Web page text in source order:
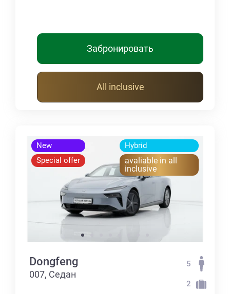
Забронировать
All inclusive
New
Special offer
Hybrid
avaliable in all
inclusive
Dongfeng
007, Седан
5
2